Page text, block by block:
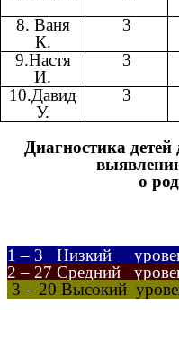
8. Ваня
К.
3
9.Настя
И.
3
10.Давид
У.
3
Диагностика
о
1 – 3 Низкий
2 – 27 Средний
3 – 20 Высокий